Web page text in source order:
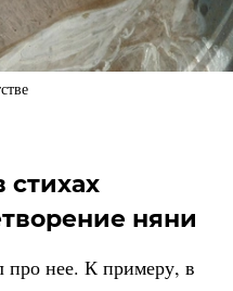
стихах
няни
нее. К примеру, в